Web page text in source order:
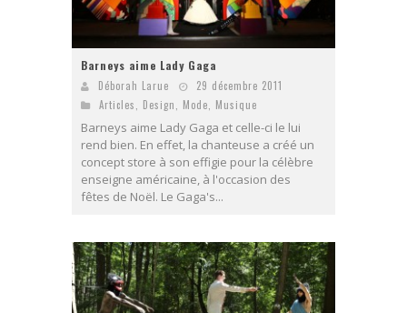
Barneys aime Lady Gaga
Déborah Larue
29 décembre 2011
Articles
Design Mode Musique
Barneys aime Lady Gaga et celle-ci le lui
rend bien. En effet, la chanteuse a créé un
concept store à son effigie pour la célèbre
enseigne américaine, à l'occasion des
fêtes de Noël. Le Gaga's...